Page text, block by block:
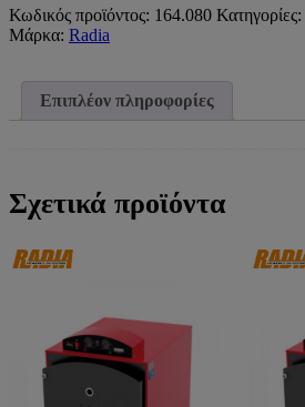
ΑΝΤΑΛΛΑΚΤΙΚΟΣ
ΧΑΛΥΒΔΙΝΟΣ
93,02kW
RADIA)
Κωδικός προϊόντος: 164.080 Κατηγορίες:
Μάρκα: Radia
Επιπλέον πληροφορίες
Σχετικά προϊόντα